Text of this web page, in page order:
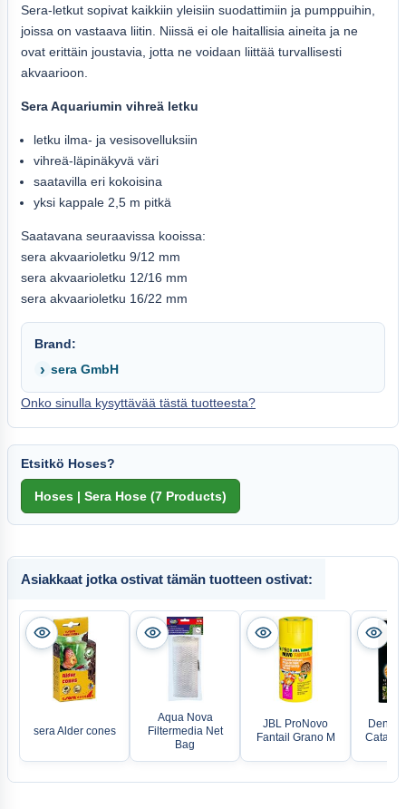
Sera-letkut sopivat kaikkiin yleisiin suodattimiin ja pumppuihin,
joissa on vastaava liitin. Niissä ei ole haitallisia aineita ja ne
ovat erittäin joustavia, jotta ne voidaan liittää turvallisesti
akvaarioon.
Sera Aquariumin vihreä letku
letku ilma- ja vesisovelluksiin
vihreä-läpinäkyvä väri
saatavilla eri kokoisina
yksi kappale 2,5 m pitkä
Saatavana seuraavissa kooissa:
sera akvaarioletku 9/12 mm
sera akvaarioletku 12/16 mm
sera akvaarioletku 16/22 mm
Brand:
sera GmbH
Onko sinulla kysyttävää tästä tuotteesta?
Etsitkö Hoses?
Asiakkaat jotka ostivat tämän tuotteen ostivat:
sera Alder cones
Aqua Nova
Filtermedia Net
Bag
JBL ProNovo
Fantail Grano M